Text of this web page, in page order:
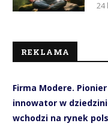
24
REKLAMA
Firma Modere.
innowator w
wchodzi na rynek